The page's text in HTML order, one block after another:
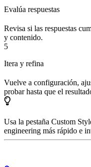
Evalúa respuestas
Revisa si las respuestas
y contenido.
5
Itera y refina
Vuelve a configuración,
probar hasta que el
Usa la pestaña Custom
engineering más rápido e